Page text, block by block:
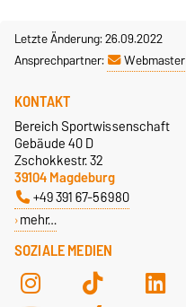
Letzte Änderung: 26.09.2022
Ansprechpartner:
Webmaster
SOZIALE MEDIEN
KONTAKT
Bereich Sportwissenschaft
Gebäude 40 D
Zschokkestr. 32
39104 Magdeburg
+49 391 67-56980
mehr…